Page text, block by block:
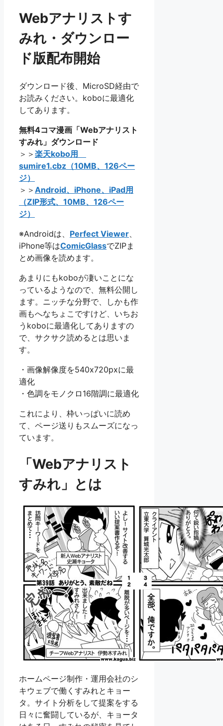
Webアナリストす
みれ・ダウンロー
ド版配布開始
ダウンロード後、MicroSD経由で
お読みください。koboに最適化
してあります。
無料4コマ漫画「Webアナリスト
すみれ」ダウンロード
＞＞ 楽天kobo用
sumire1.cbz（10MB、126ペー
ジ）
＞＞ Android、iPhone、iPad用
（ZIP形式、10MB、126ペー
ジ）
※Androidは、 Perfect Viewer
iPhone等はComicGlassでZIPま
とめ画像を読めます。
あまりにもkoboが凄いことにな
っているようなので、無料公開し
ます。ニッチな分野で、しかも作
画もへなちょこですけど、いちお
うkoboに最適化してありますの
で、サクサク読めるとは思いま
す。
・画像解像度を540x720pxに最
適化
・色調をモノクロ16階調に最適化
これにより、枠いっぱいに読め
て、ページ送りもスムーズになっ
ています。
「Webアナリスト
すみれ」とは
ホームページ制作・運用会社のシ
キウェブで働くすみれとキョー
タ。サイト分析をして提案をする
日々に奮闘しているが、キョータ